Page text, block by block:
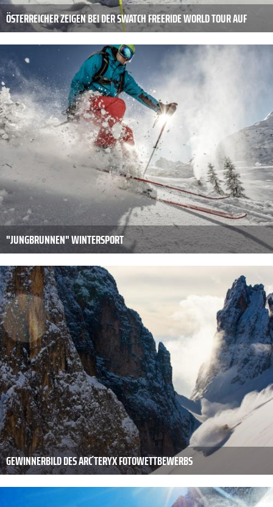
ÖSTERREICHER ZEIGEN BEI DER SWATCH FREERIDE WORLD TOUR AUF
"JUNGBRUNNEN" WINTERSPORT
GEWINNERBILD DES ARC´TERYX FOTOWETTBEWERBS